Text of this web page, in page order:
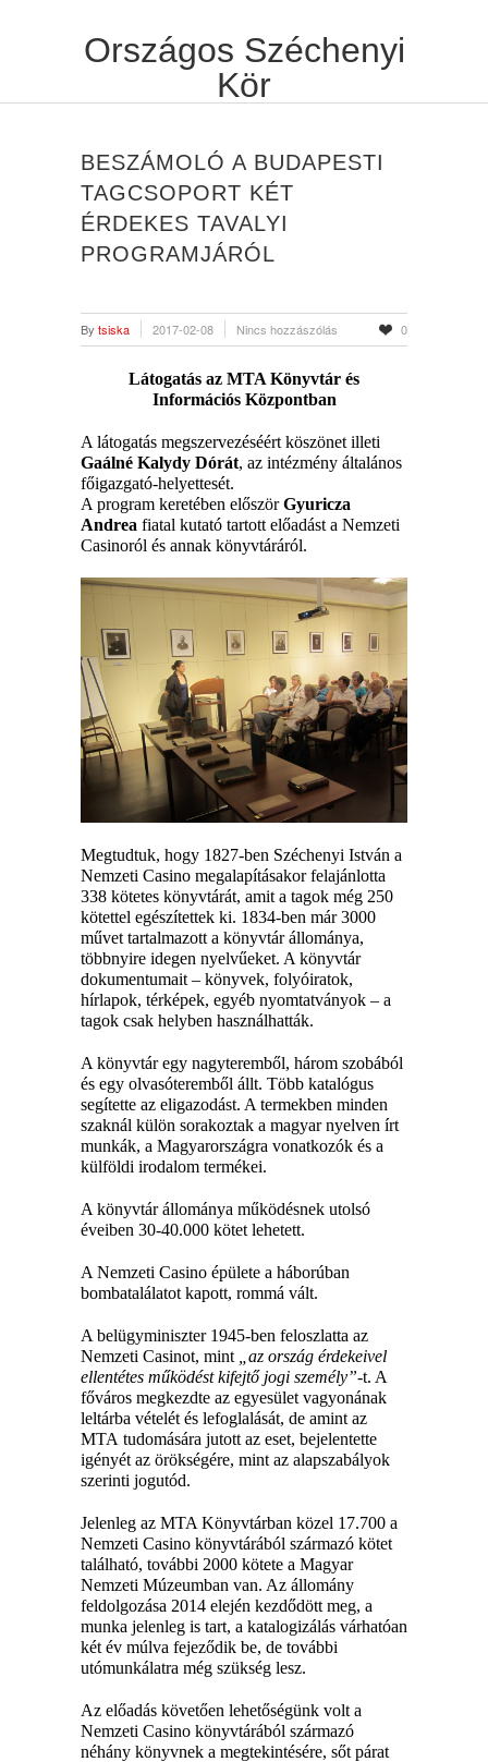
Országos Széchenyi
Kör
BESZÁMOLÓ A BUDAPESTI
TAGCSOPORT KÉT
ÉRDEKES TAVALYI
PROGRAMJÁRÓL
By tsiska 2017-02-08 Nincs hozzászólás 0
Látogatás az MTA Könyvtár és
Információs Központban
A látogatás megszervezéséért köszönet illeti
Gaálné Kalydy Dórát, az intézmény általános
főigazgató-helyettesét.
A program keretében előszörGyuricza
Andrea fiatal kutató tartott előadást a Nemzeti
Casinoról és annak könyvtáráról.
Megtudtuk, hogy 1827-ben Széchenyi István a
Nemzeti Casino megalapításakor felajánlotta
338 kötetes könyvtárát, amit a tagok még 250
kötettel egészítettek ki. 1834-ben már3000
művet tartalmazott a könyvtár állománya,
többnyire idegen nyelvűeket. A könyvtár
dokumentumait – könyvek, folyóiratok,
hírlapok, térképek, egyéb nyomtatványok – a
tagok csak helyben használhatták.
A könyvtár egy nagyteremből, három szobából
és egy olvasóteremből állt. Több katalógus
segítette az eligazodást. A termekben minden
szaknál külön sorakoztak a magyar nyelven írt
munkák, a Magyarországra vonatkozók és a
külföldi irodalom termékei.
A könyvtár állománya működésnek utolsó
éveiben 30-40.000 kötet lehetett.
A Nemzeti Casino épülete a háborúban
bombatalálatot kapott, rommá vált.
A belügyminiszter 1945-ben feloszlatta az
Nemzeti Casinot, mint
„az ország érdekeivel
ellentétes működést kifejtő jogi személy”-t. A
főváros megkezdte az egyesület vagyonának
leltárba vételét és lefoglalását, de amint az
MTA tudomására jutott az eset, bejelentette
igényét az örökségére, mint az alapszabályok
szerinti jogutód.
Jelenleg az MTA Könyvtárban közel 17.700 a
Nemzeti Casino könyvtárából származó kötet
található, további 2000 kötete a Magyar
Nemzeti Múzeumban van. Az állomány
feldolgozása 2014 elején kezdődött meg, a
munka jelenleg is tart, a katalogizálás várhatóan
két év múlva fejeződik be, de további
utómunkálatra még szükség lesz.
Az előadás követően lehetőségünk volt a
Nemzeti Casino könyvtárából származó
néhány könyvnek a megtekintésére, sőt párat